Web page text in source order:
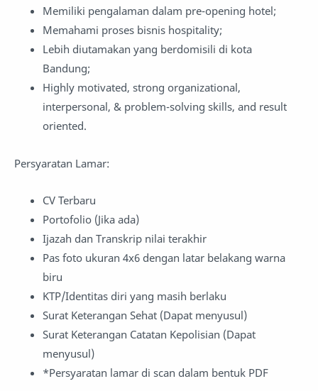
Memiliki pengalaman dalam pre-opening hotel;
Memahami proses bisnis hospitality;
Lebih diutamakan yang berdomisili di kota
Bandung;
Highly motivated, strong organizational,
interpersonal, & problem-solving skills, and result
oriented.
Persyaratan Lamar:
CV Terbaru
Portofolio (Jika ada)
Ijazah dan Transkrip nilai terakhir
Pas foto ukuran 4x6 dengan latar belakang warna
biru
KTP/Identitas diri yang masih berlaku
Surat Keterangan Sehat (Dapat menyusul)
Surat Keterangan Catatan Kepolisian (Dapat
menyusul)
*Persyaratan lamar di scan dalam bentuk PDF